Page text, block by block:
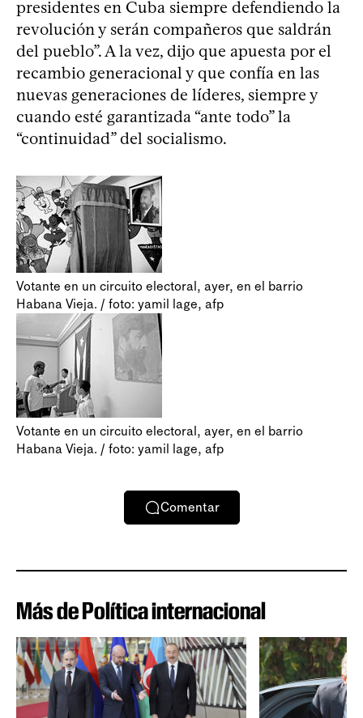
presidentes en Cuba siempre defendiendo la
revolución y serán compañeros que saldrán
del pueblo”. A la vez, dijo que apuesta por el
recambio generacional y que confía en las
nuevas generaciones de líderes, siempre y
cuando esté garantizada “ante todo” la
“continuidad” del socialismo.
Votante en un circuito electoral, ayer, en el barrio
Habana Vieja. / foto: yamil lage, afp
Votante en un circuito electoral, ayer, en el barrio
Habana Vieja. / foto: yamil lage, afp
Comentar
Más de Política internacional